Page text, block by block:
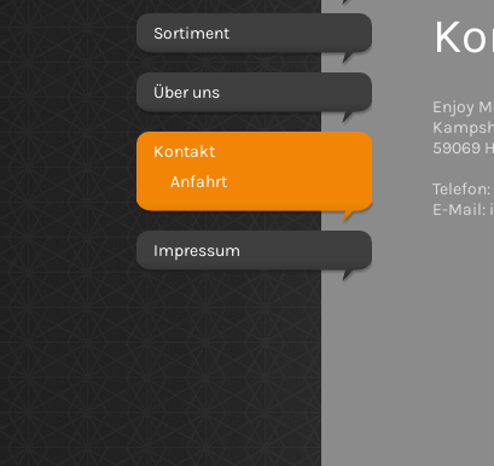
Sortiment
Über uns
Kontakt
Anfahrt
Impressum
Enjoy
59069
E-Mail: